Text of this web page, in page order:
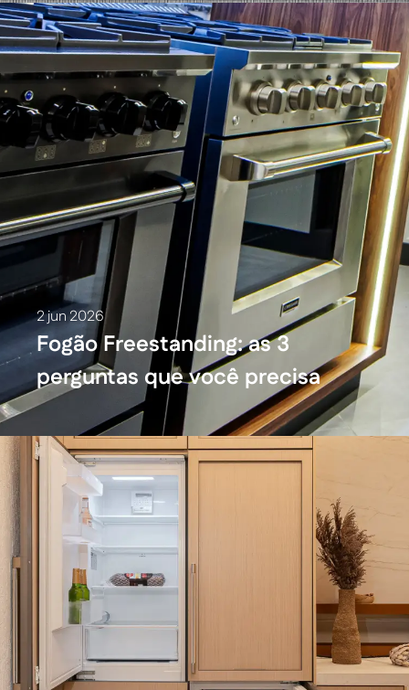
2 jun 2026
Fogão Freestanding: as 3
perguntas que você precisa
fazer antes de comprar